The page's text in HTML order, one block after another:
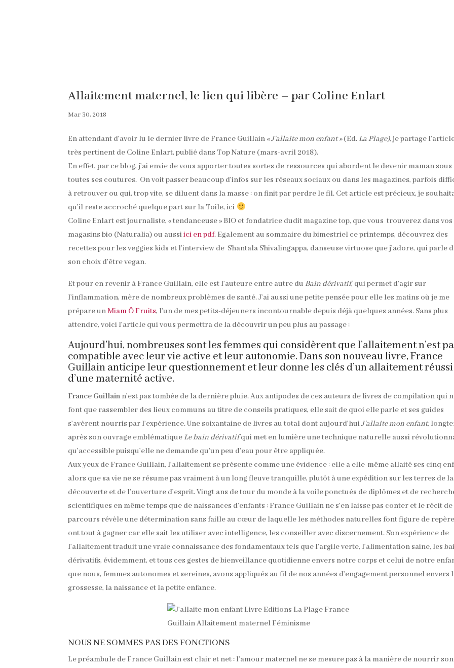
Allaitement maternel, le lien qui libère – par Coline Enlart
Mar 30, 2018
En attendant d’avoir lu le dernier livre de France Guillain « J’allaite mon enfant »(Ed.La Plage), je partage
très pertinent de Coline Enlart, publié dans Top Nature (mars-avril 2018).
En effet, par ce blog, j’ai envie de vous apporter toutes sortes de ressources qui abordent le devenir maman sous
toutes ses coutures. On voit passer beaucoup d’infos sur les réseaux sociaux ou dans les magazines, parfois
à retrouver ou qui, trop vite, se diluent dans la masse : on finit par perdre le fil. Cet article est précieux, je
qu’il reste accroché quelque part sur la Toile, ici
Coline Enlart est journaliste, « tendanceuse » BIO et fondatrice dudit magazine top, que vous trouverez dans vos
magasins bio (Naturalia) ou aussiici en pdf. Egalement au sommaire du bimestriel ce printemps, découvrez des
recettes pour les veggies kids et l’interview de Shantala Shivalingappa, danseuse virtuose que j’adore, qui parle
son choix d’être vegan.
Et pour en revenir à France Guillain, elle est l’auteure entre autre duBain dérivatif, qui permet d’agir sur
l’inflammation, mère de nombreux problèmes de santé. J’ai aussi une petite pensée pour elle les matins où je me
prépare un Miam Ô Fruits, l’un de mes petits-déjeuners incontournable depuis déjà quelques années. Sans plus
attendre, voici l’article qui vous permettra de la découvrir un peu plus au passage :
Aujourd’hui, nombreuses sont les femmes qui considèrent que l’allaitement n’est
compatible avec leur vie active et leur autonomie. Dans son nouveau livre, France
Guillain anticipe leur questionnement et leur donne les clés d’un allaitement
d’une maternité active.
France Guillain n’est pas tombée de la dernière pluie. Aux antipodes de ces auteurs de livres de compilation qui
font que rassembler des lieux communs au titre de conseils pratiques, elle sait de quoi elle parle et ses guides
s’avèrent nourris par l’expérience. Une soixantaine de livres au total dont aujourd’huiJ’allaite mon enfant,
après son ouvrage emblématiqueLe bain dérivatifqui met en lumière une technique naturelle aussi
qu’accessible puisqu’elle ne demande qu’un peu d’eau pour être appliquée.
Aux yeux de France Guillain, l’allaitement se présente comme une évidence : elle a elle-même allaité ses cinq
alors que sa vie ne se résume pas vraiment à un long fleuve tranquille, plutôt à une expédition sur les terres de la
découverte et de l’ouverture d’esprit. Vingt ans de tour du monde à la voile ponctués de diplômes et de
scientifiques en même temps que de naissances d’enfants : France Guillain ne s’en laisse pas conter et le récit
parcours révèle une détermination sans faille au cœur de laquelle les méthodes naturelles font figure de
ont tout à gagner car elle sait les utiliser avec intelligence, les conseiller avec discernement. Son expérience de
l’allaitement traduit une vraie connaissance des fondamentaux tels que l’argile verte, l’alimentation saine, les
dérivatifs, évidemment, et tous ces gestes de bienveillance quotidienne envers notre corps et celui de notre
que nous, femmes autonomes et sereines, avons appliqués au fil de nos années d’engagement personnel envers
grossesse, la naissance et la petite enfance.
NOUS NE SOMMES PAS DES FONCTIONS
Le préambule de France Guillain est clair et net : l’amour maternel ne se mesure pas à la manière de nourrir son